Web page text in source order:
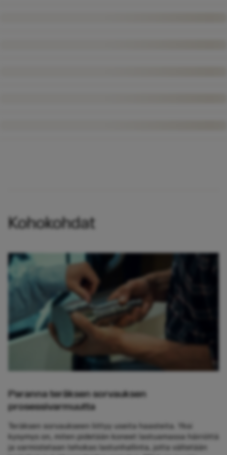
Kohokohdat
Paranna teräksen sorvauksen
prosessivarmuutta
Teräksen sorvaukseen liittyy useita haasteita. Yksi
kysymys on, miten pidetään koneet lastuamassa häiriöttä
ja varmistetaan tehokas lastunhallinta, jotta vältetään